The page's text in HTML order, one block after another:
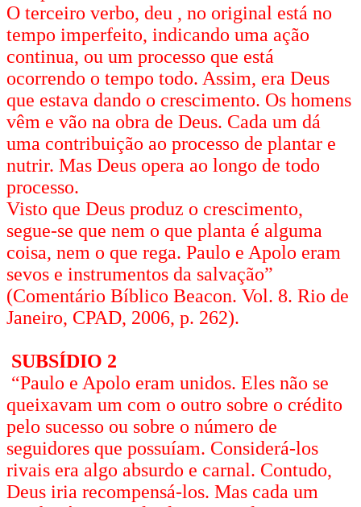
O terceiro verbo, deu , no original está no
tempo imperfeito, indicando uma ação
continua, ou um processo que está
ocorrendo o tempo todo. Assim, era Deus
que estava dando o crescimento. Os homens
vêm e vão na obra de Deus. Cada um dá
uma contribuição ao processo de plantar e
nutrir. Mas Deus opera ao longo de todo
processo.
Visto que Deus produz o crescimento,
segue-se que nem o que planta é alguma
coisa, nem o que rega. Paulo e Apolo eram
sevos e instrumentos da salvação”
(Comentário Bíblico Beacon. Vol. 8. Rio de
Janeiro, CPAD, 2006, p. 262).
SUBSÍDIO 2
“Paulo e Apolo eram unidos. Eles não se
queixavam um com o outro sobre o crédito
pelo sucesso ou sobre o número de
seguidores que possuíam. Considerá-los
rivais era algo absurdo e carnal. Contudo,
Deus iria recompensá-los. Mas cada um